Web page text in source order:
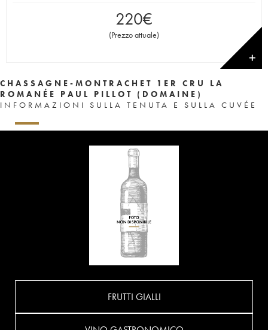
220€
(Prezzo attuale)
✕
CHASSAGNE-MONTRACHET 1ER CRU LA
ROMANÉE PAUL PILLOT (DOMAINE)
INFORMAZIONI SULLA TENUTA E SULLA CUVÉE
FRUTTI GIALLI